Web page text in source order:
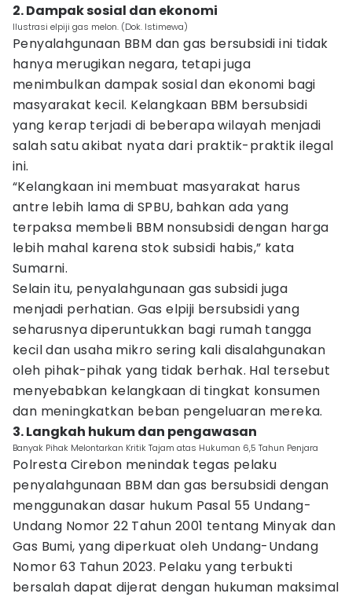
2. Dampak sosial dan ekonomi
Ilustrasi elpiji gas melon. (Dok. Istimewa)
Penyalahgunaan BBM dan gas bersubsidi ini tidak
hanya merugikan negara, tetapi juga
menimbulkan dampak sosial dan ekonomi bagi
masyarakat kecil. Kelangkaan BBM bersubsidi
yang kerap terjadi di beberapa wilayah menjadi
salah satu akibat nyata dari praktik-praktik ilegal
ini.
“Kelangkaan ini membuat masyarakat harus
antre lebih lama di SPBU, bahkan ada yang
terpaksa membeli BBM nonsubsidi dengan harga
lebih mahal karena stok subsidi habis,” kata
Sumarni.
Selain itu, penyalahgunaan gas subsidi juga
menjadi perhatian. Gas elpiji bersubsidi yang
seharusnya diperuntukkan bagi rumah tangga
kecil dan usaha mikro sering kali disalahgunakan
oleh pihak-pihak yang tidak berhak. Hal tersebut
menyebabkan kelangkaan di tingkat konsumen
dan meningkatkan beban pengeluaran mereka.
3. Langkah hukum dan pengawasan
Banyak Pihak Melontarkan Kritik Tajam atas Hukuman 6,5 Tahun Penjara
Polresta Cirebon menindak tegas pelaku
penyalahgunaan BBM dan gas bersubsidi dengan
menggunakan dasar hukum Pasal 55 Undang-
Undang Nomor 22 Tahun 2001 tentang Minyak dan
Gas Bumi, yang diperkuat oleh Undang-Undang
Nomor 63 Tahun 2023. Pelaku yang terbukti
bersalah dapat dijerat dengan hukuman maksimal